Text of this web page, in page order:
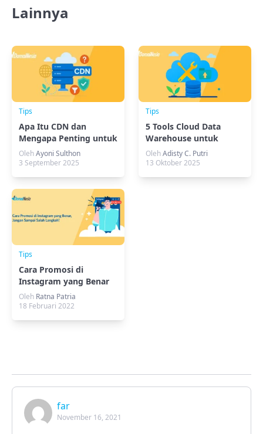
Lainnya
Tips
Apa Itu CDN dan
Mengapa Penting untuk
Website?
OlehAyoni Sulthon
3 September 2025
Tips
5 Tools Cloud Data
Warehouse untuk
Pengelolaan Data
Efisien
OlehAdisty C. Putri
13 Oktober 2025
Tips
Cara Promosi di
Instagram yang Benar
& Efektif
Oleh Ratna Patria
18 Februari 2022
far
November 16, 2021